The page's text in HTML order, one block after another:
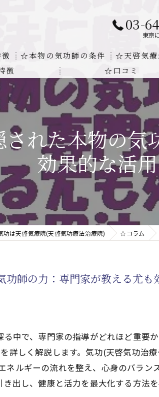
03-
東京
る回答
書籍
るサイ能力の凄さ
天啓気療の違い
☆本物の気功師の条件
クンダリニーの上昇でチャクラの覚醒
☆天啓気療
徴
奇跡的な寛解
サイ能力
及び緩解法
☆口コミ
れた本物の
効果的な活
功は天啓気療院(天啓気功療法治療院) ☆コラム
師の力：専門家が教える尤も
中で、専門家の指導がどれほど重要
詳しく解説します。気功(天啓気功治
ルギーの流れを整え、心身のバラ
出し、健康と活力を最大化する方法を